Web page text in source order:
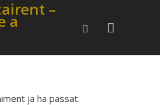
ja ha passat.